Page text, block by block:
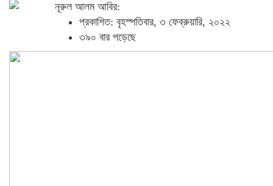
নূরুল আলম আবির:
প্রকাশিত: বৃহস্পতিবার, ৩ ফেব্রুয়ারি, ২০২২
৩৯০ বার পড়েছে